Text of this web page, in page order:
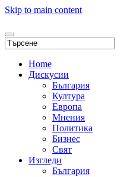
Skip to main content
Home
Дискусии
България
Култура
Европа
Мнения
Политика
Бизнес
Свят
Изгледи
България